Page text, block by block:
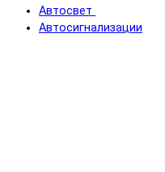
Автосвет
Автосигнализации